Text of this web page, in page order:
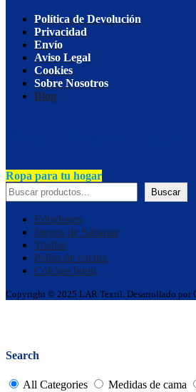
Política de Devolución
Privacidad
Envío
Aviso Legal
Cookies
Sobre Nosotros
Blog
Ropa para tu hogar
Buscar
Edredones
Juegos de Sábanas
Toallas
Paños de cocina
Colchas bouti
Copyright © 2025 LAR Textil. Desarrollado por
Search
All Categories Medidas de cama